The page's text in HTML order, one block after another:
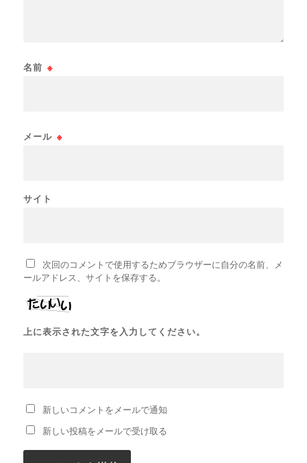
名前 ※
メール ※
サイト
次回のコメントで使用するためブラウザーに自分の名前、メ
ールアドレス、サイトを保存する。
上に表示された文字を入力してください。
新しいコメントをメールで通知
新しい投稿をメールで受け取る